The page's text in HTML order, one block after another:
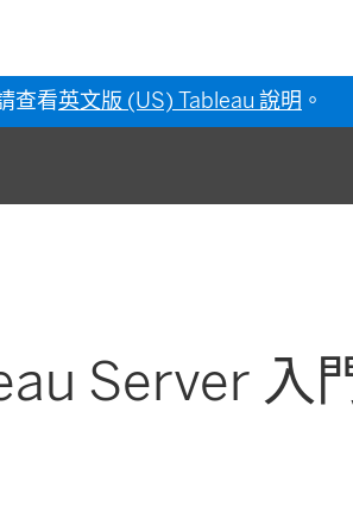
查看英文版 (US) Tableau 說明 。
Server 入